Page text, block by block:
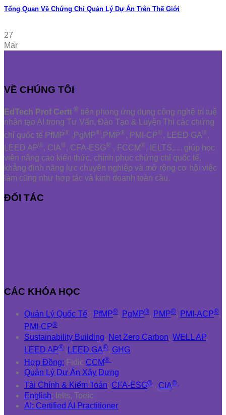
Tổng Quan Về Chứng Chỉ Quản Lý Dự Án Trên Thế Giới
27
Mar
VỀ CHÚNG TÔI
EdTech Prof Certi ® tiên phong ứng dụng công nghệ trí tuệ
nhân tạo AI trong Tư Vấn, Đào Tạo & Luyện Thi các chứng
chỉ quốc tế PfMP® ,PgMP®,PMP®, PMI-CP®, LEED GA®,
LEED AP®, CIA®, CFA-ESG® , FCCM®, IELTS,.... giúp học
viên nâng cao kiến thức, chinh phục chứng chỉ quốc tế,
khẳng định năng lực chuyên nghiệp và mở rộng cơ hội việc
làm cũng như hợp tác và kinh doanh toàn cầu.
ĐỐI TÁC
CÁC KHÓA HỌC
Quản Lý Quốc Tế : PfMP®, PgMP®, PMP®, PMI-ACP®,
PMI-CP®
Sustainability Building: Net Zero Carbon, WELL AP,
LEED AP® , LEED GA®, GHG
Hợp Đồng: Fidic CCM®
Quản Lý Dự Án Xây Dựng
Tài Chính & Kiểm Toán: CFA-ESG® , CIA®
English: Ielts, Toeic
AI: Certified AI Practitioner